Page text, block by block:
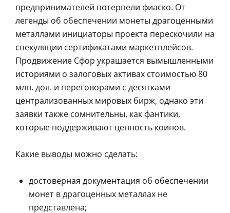
предпринимателей потерпели фиаско. От
легенды об обеспечении монеты драгоценными
металлами инициаторы проекта перескочили на
спекуляции сертификатами маркетплейсов.
Продвижение Сфор украшается вымышленными
историями о залоговых активах стоимостью 80
млн. дол. и переговорами с десятками
централизованных мировых бирж, однако эти
заявки также сомнительны, как фантики,
которые поддерживают ценность коинов.
Какие выводы можно сделать:
достоверная документация об обеспечении
монет в драгоценных металлах не
представлена;